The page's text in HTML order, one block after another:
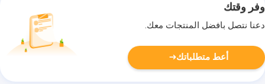
وفر وقتك
دعنا نتصل بأفضل المنتجات معك.
أعط متطلباتك